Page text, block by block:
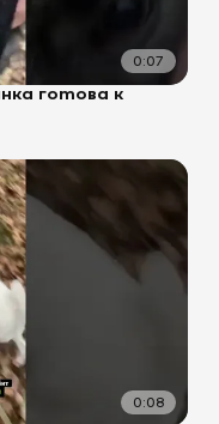
0:07
готова к
0:08